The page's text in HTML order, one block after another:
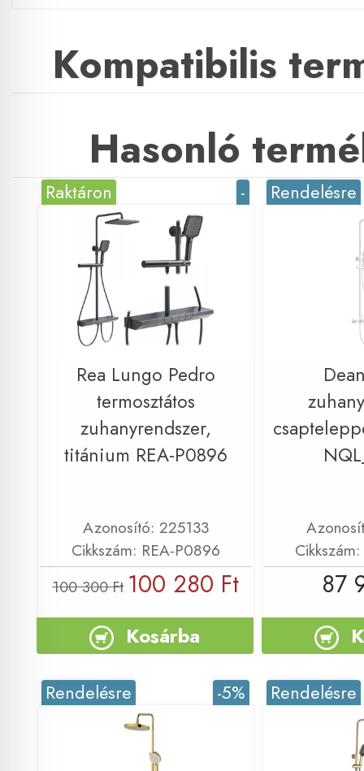
Kompatibilis
Hasonló
-
Raktáron
Rea Lungo Pedro
termosztátos
zuhanyrendszer,
titánium REA-P0896
Azonosító: 225133
Cikkszám: REA-P0896
100 300 Ft 100 280 Ft
Kosárba
Rendelésre
87
-5%
Rendelésre Rendelésre